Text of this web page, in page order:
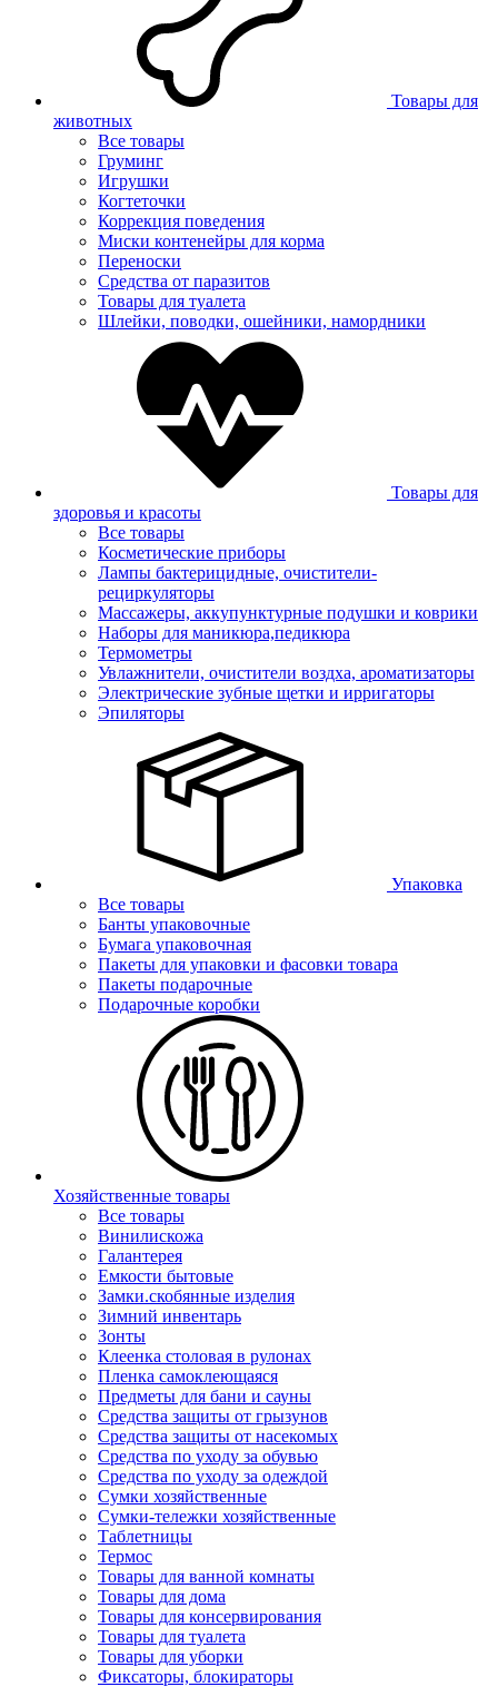
Товары для
животных
Все товары
Груминг
Игрушки
Когтеточки
Коррекция поведения
Миски контенейры для корма
Переноски
Средства от паразитов
Товары для туалета
Шлейки, поводки, ошейники, намордники
Товары для
здоровья и красоты
Все товары
Косметические приборы
Лампы бактерицидные, очистители-
рециркуляторы
Массажеры, аккупунктурные подушки и коврики
Наборы для маникюра,педикюра
Термометры
Увлажнители, очистители воздха, ароматизаторы
Электрические зубные щетки и ирригаторы
Эпиляторы
Упаковка
Все товары
Банты упаковочные
Бумага упаковочная
Пакеты для упаковки и фасовки товара
Пакеты подарочные
Подарочные коробки
Хозяйственные товары
Все товары
Винилискожа
Галантерея
Емкости бытовые
Замки.скобянные изделия
Зимний инвентарь
Зонты
Клеенка столовая в рулонах
Пленка самоклеющаяся
Предметы для бани и сауны
Средства защиты от грызунов
Средства защиты от насекомых
Средства по уходу за обувью
Средства по уходу за одеждой
Сумки хозяйственные
Сумки-тележки хозяйственные
Таблетницы
Термос
Товары для ванной комнаты
Товары для дома
Товары для консервирования
Товары для туалета
Товары для уборки
Фиксаторы, блокираторы